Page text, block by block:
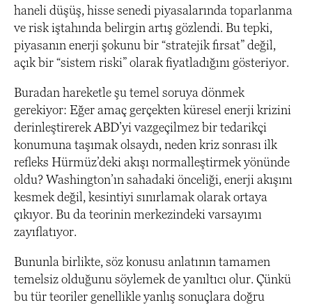
haneli düşüş, hisse senedi piyasalarında toparlanma
ve risk iştahında belirgin artış gözlendi. Bu tepki,
piyasanın enerji şokunu bir “stratejik fırsat” değil,
açık bir “sistem riski” olarak fiyatladığını gösteriyor.
Buradan hareketle şu temel soruya dönmek
gerekiyor: Eğer amaç gerçekten küresel enerji krizini
derinleştirerek ABD’yi vazgeçilmez bir tedarikçi
konumuna taşımak olsaydı, neden kriz sonrası ilk
refleks Hürmüz’deki akışı normalleştirmek yönünde
oldu? Washington’ın sahadaki önceliği, enerji akışını
kesmek değil, kesintiyi sınırlamak olarak ortaya
çıkıyor. Bu da teorinin merkezindeki varsayımı
zayıflatıyor.
Bununla birlikte, söz konusu anlatının tamamen
temelsiz olduğunu söylemek de yanıltıcı olur. Çünkü
bu tür teoriler genellikle yanlış sonuçlara doğru